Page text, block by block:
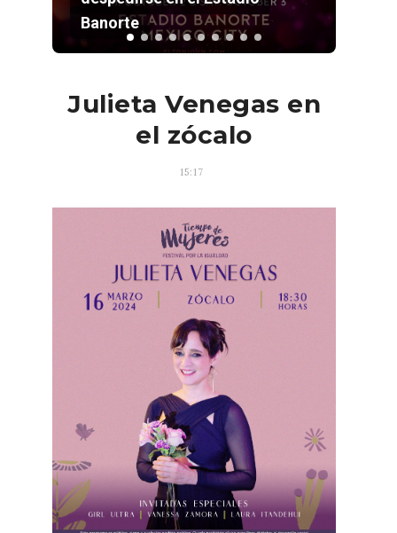
Estadio GNP
Julieta Venegas en
el zócalo
15:17